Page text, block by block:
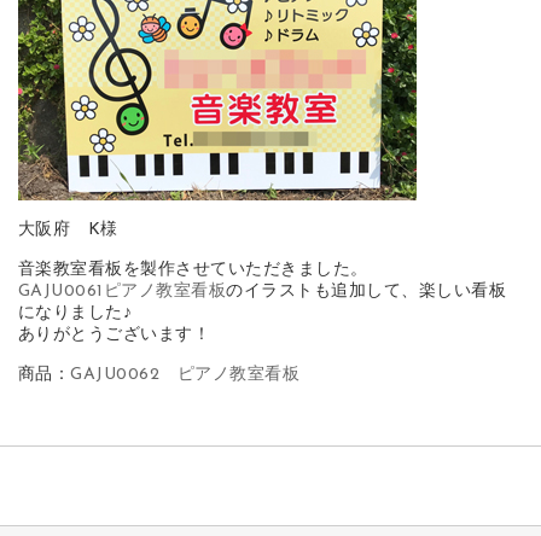
大阪府 K様
音楽教室看板を製作させていただきました。
GAJU0061ピアノ教室看板のイラストも追加して、楽しい看板
になりました♪
ありがとうございます！
商品：GAJU0062 ピアノ教室看板